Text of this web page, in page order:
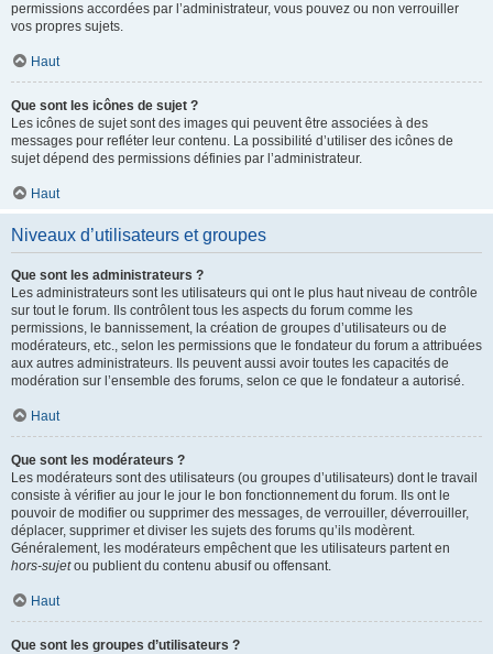
permissions accordées par l’administrateur, vous pouvez ou non verrouiller
vos propres sujets.
Haut
Que sont les icônes de sujet ?
Les icônes de sujet sont des images qui peuvent être associées à des
messages pour refléter leur contenu. La possibilité d’utiliser des icônes de
sujet dépend des permissions définies par l’administrateur.
Haut
Niveaux d’utilisateurs et groupes
Que sont les administrateurs ?
Les administrateurs sont les utilisateurs qui ont le plus haut niveau de contrôle
sur tout le forum. Ils contrôlent tous les aspects du forum comme les
permissions, le bannissement, la création de groupes d’utilisateurs ou de
modérateurs, etc., selon les permissions que le fondateur du forum a attribuées
aux autres administrateurs. Ils peuvent aussi avoir toutes les capacités de
modération sur l’ensemble des forums, selon ce que le fondateur a autorisé.
Haut
Que sont les modérateurs ?
Les modérateurs sont des utilisateurs (ou groupes d’utilisateurs) dont le travail
consiste à vérifier au jour le jour le bon fonctionnement du forum. Ils ont le
pouvoir de modifier ou supprimer des messages, de verrouiller, déverrouiller,
déplacer, supprimer et diviser les sujets des forums qu’ils modèrent.
Généralement, les modérateurs empêchent que les utilisateurs partent en
hors-sujetou publient du contenu abusif ou offensant.
Haut
Que sont les groupes d’utilisateurs ?